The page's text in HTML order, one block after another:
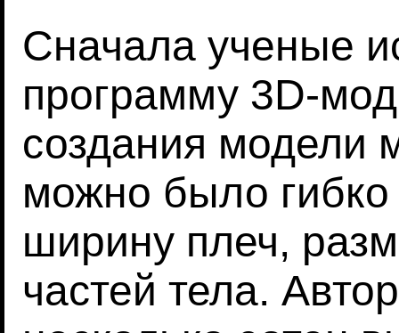
Сначала ученые
программу 3D-
создания модели
можно было гибко
ширину плеч,
частей тела.